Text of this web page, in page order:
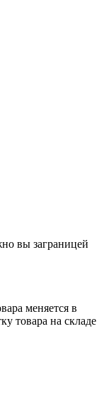
вы заграницей
меняется в
товара на складе